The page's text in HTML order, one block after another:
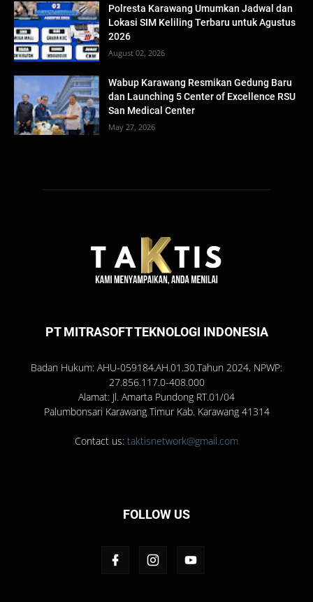
Polresta Karawang Umumkan Jadwal dan
Lokasi SIM Keliling Terbaru untuk Agustus
2026
August 02, 2026
Wabup Karawang Resmikan Gedung Baru
dan Launching 5 Center of Excellence RSU
San Medical Center
May 27, 2026
PT MITRASOFT TEKNOLOGI INDONESIA
Badan Hukum: AHU-059184.AH.01.30.Tahun 2024, NPWP:
27.856.117.0-408.000
Alamat: Jl. Amarta Pundong RT.01/04
Palumbonsari Karawang Timur Kab. Karawang 41314
Contact us: taktisnetwork@gmail.com
FOLLOW US